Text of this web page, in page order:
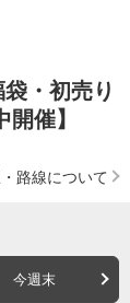
・初売り
催】
路線について
今週末